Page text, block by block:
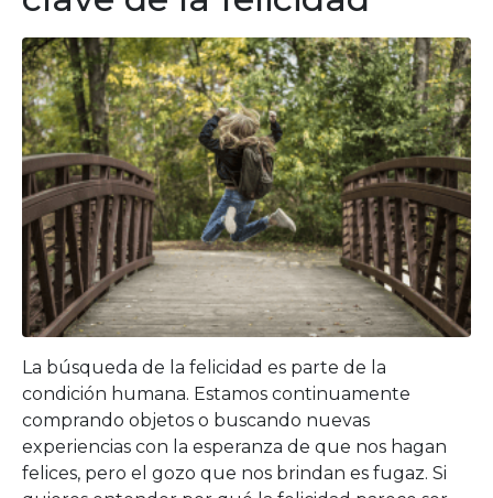
La búsqueda de la felicidad es parte de la
condición humana. Estamos continuamente
comprando objetos o buscando nuevas
experiencias con la esperanza de que nos hagan
felices, pero el gozo que nos brindan es fugaz. Si